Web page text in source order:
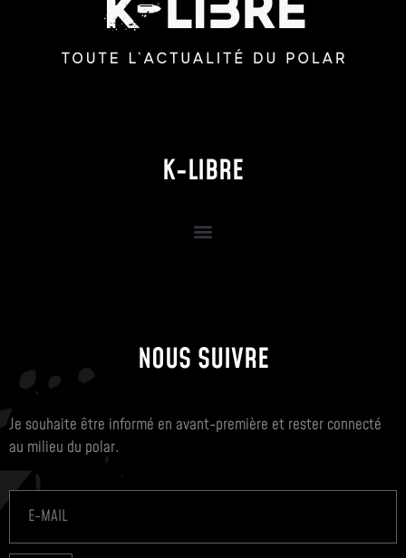
K-LIBRE
NOUS SUIVRE
Je souhaite être informé en avant-première et rester connecté
au milieu du polar.